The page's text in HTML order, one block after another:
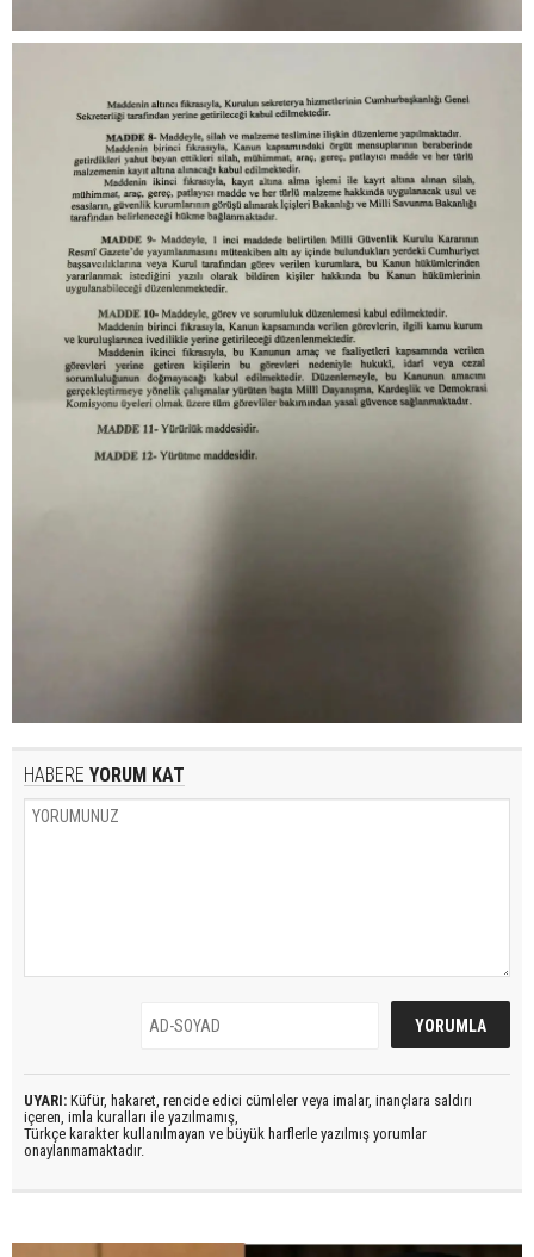
HABERE YORUM KAT
UYARI: Küfür, hakaret, rencide edici cümleler veya imalar, inançlara saldırı
içeren, imla kuralları ile yazılmamış,
Türkçe karakter kullanılmayan ve büyük harflerle yazılmış yorumlar
onaylanmamaktadır.